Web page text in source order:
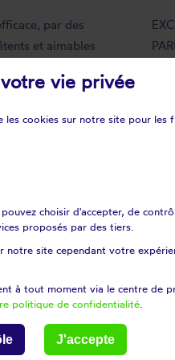
par des
et aimables
07/2026
- Jura
Amange
Arbois
Arinthod
vie privée
cookies sur notre site pour les
choisir d'accepter, de
proposés par des tiers.
notre site cependant votre
à tout moment via le centre de
politique de confidentialité
J'accepte